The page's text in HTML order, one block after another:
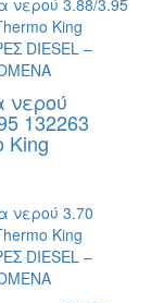
νερού
132263
King